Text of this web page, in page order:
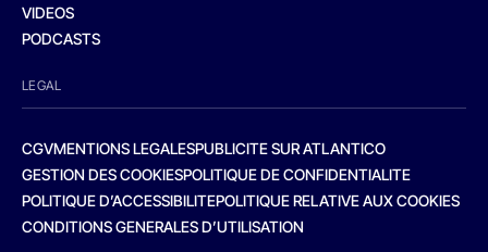
VIDEOS
PODCASTS
LEGAL
CGVMENTIONS LEGALESPUBLICITE SUR ATLANTICO
GESTION DES COOKIESPOLITIQUE DE CONFIDENTIALITE
POLITIQUE D’ACCESSIBILITEPOLITIQUE RELATIVE AUX COOKIES
CONDITIONS GENERALES D’UTILISATION